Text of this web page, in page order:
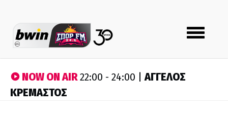
Toggle
navigation
NOW ON AIR22:00 - 24:00 |ΑΓΓΕΛΟΣ
ΚΡΕΜΑΣΤΟΣ